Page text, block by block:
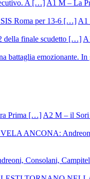
A1 M – La
A1
A2 M – il Sori